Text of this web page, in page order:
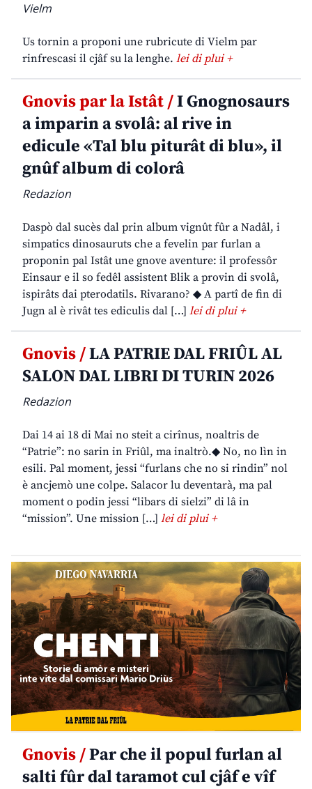
Vielm
Us tornin a proponi une rubricute di Vielm par
rinfrescasi il cjâf su la lenghe. lei di plui +
Gnovis par la Istât /I Gnognosaurs
a imparin a svolâ: al rive in
edicule «Tal blu piturât di blu», il
gnûf album di colorâ
Redazion
Daspò dal sucès dal prin album vignût fûr a Nadâl, i
simpatics dinosauruts che a fevelin par furlan a
proponin pal Istât une gnove aventure: il professôr
Einsaur e il so fedêl assistent Blik a provin di svolâ,
ispirâts dai pterodatils. Rivarano? ◆ A partî de fin di
Jugn al è rivât tes ediculis dal […] lei di plui +
Gnovis /LA PATRIE DAL FRIÛL AL
SALON DAL LIBRI DI TURIN 2026
Redazion
Dai 14 ai 18 di Mai no steit a cirînus, noaltris de
“Patrie”: no sarin in Friûl, ma inaltrò.◆ No, no lìn in
esili. Pal moment, jessi “furlans che no si rindin” nol
è ancjemò une colpe. Salacor lu deventarà, ma pal
moment o podin jessi “libars di sielzi” di lâ in
“mission”. Une mission […] lei di plui +
Gnovis /Par che il popul furlan al
salti fûr dal taramot cul cjâf e vîf